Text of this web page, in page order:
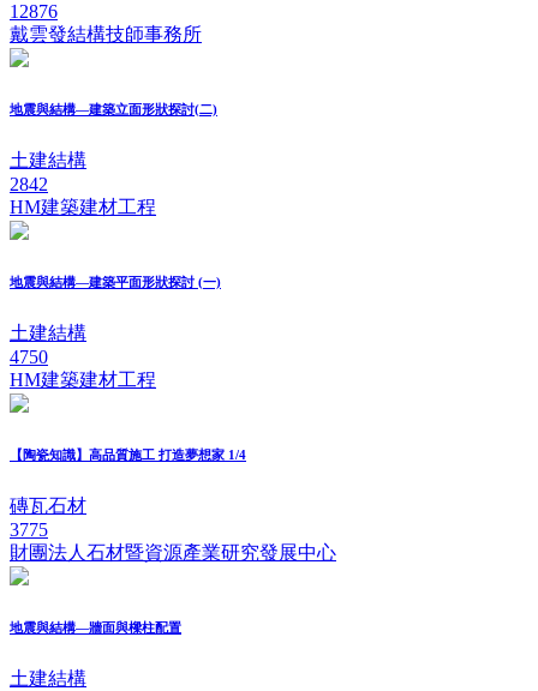
12876
戴雲發結構技師事務所
地震與結構—建築立面形狀探討(二)
土建結構
2842
HM建築建材工程
地震與結構—建築平面形狀探討 (一)
土建結構
4750
HM建築建材工程
【陶瓷知識】高品質施工 打造夢想家 1/4
磚瓦石材
3775
財團法人石材暨資源產業研究發展中心
地震與結構—牆面與樑柱配置
土建結構